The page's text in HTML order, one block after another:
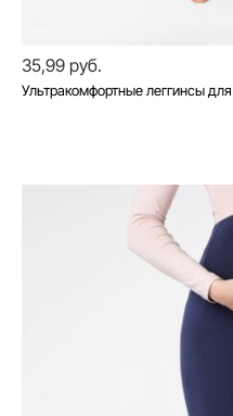
35,99 руб.
Ультракомфортные леггинсы